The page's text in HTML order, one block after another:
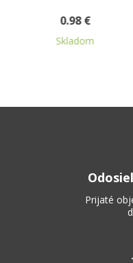
0.98 €
Skladom
Prijaté